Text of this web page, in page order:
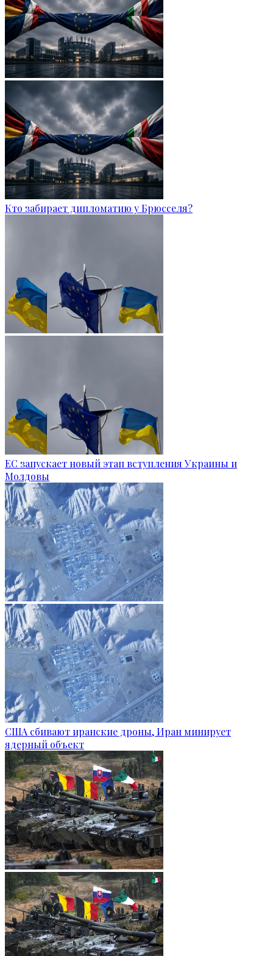
Кто забирает дипломатию у Брюсселя?
ЕС запускает новый этап вступления Украины и
Молдовы
США сбивают иранские дроны, Иран минирует
ядерный объект